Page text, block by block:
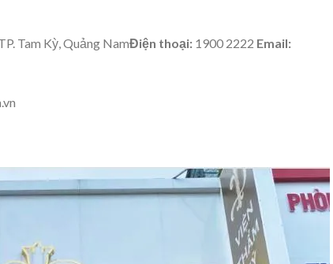
Tam Kỳ, Quảng NamĐiện thoại: 1900 2222 Email: